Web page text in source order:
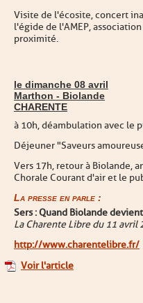
Visite de l'écosite, concert
l'égide de l'AMEP,
proximité.
le dimanche 08 avril
Marthon - Biolande
CHARENTE
à 10h, déambulation avec le
Déjeuner "Saveurs
Vers 17h, retour à Biolande,
Chorale Courant d'air et le
La presse en parle :
Sers : Quand Biolande
La Charente Libre du 11 avril
http://www.charentelibre.fr/
Voir l'article